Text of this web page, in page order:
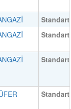
Standart
Standart
Standart
Standart